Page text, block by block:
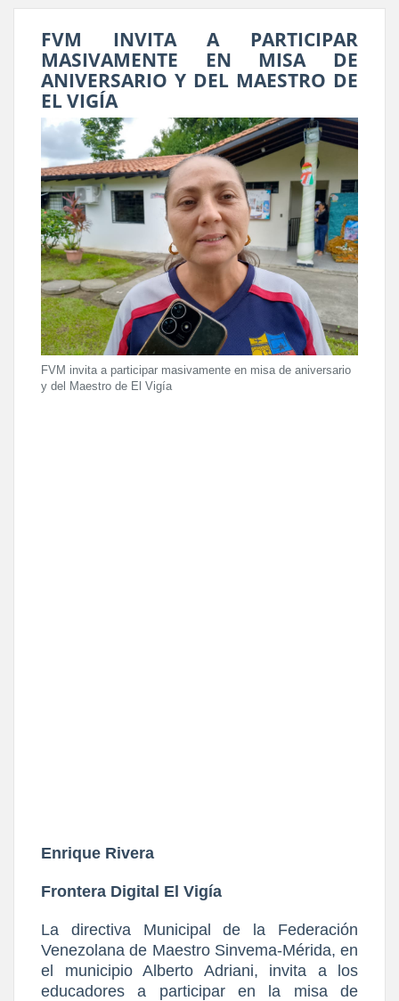
FVM INVITA A PARTICIPAR
MASIVAMENTE EN MISA DE
ANIVERSARIO Y DEL MAESTRO DE
EL VIGÍA
FVM invita a participar masivamente en misa de aniversario
y del Maestro de El Vigía
Enrique Rivera
Frontera Digital El Vigía
La directiva Municipal de la Federación
Venezolana de Maestro Sinvema-Mérida, en
el municipio Alberto Adriani, invita a los
educadores a participar en la misa de